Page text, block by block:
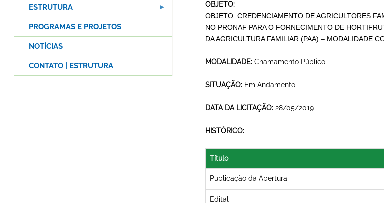
OBJETO:
OBJETO: CREDENCIAMENTO DEAGRICULTORES
NOPRONAF PARA O FORNECIMENTO DE
DA AGRICULTURA FAMILIAR (PAA) – MODALIDADE
MODALIDADE: Chamamento Público
SITUAÇÃO: Em Andamento
DATA DA LICITAÇÃO: 28/05/2019
HISTÓRICO:
Título
Publicação da Abertura
Edital
ESTRUTURA
PROGRAMAS E PROJETOS
NOTÍCIAS
CONTATO | ESTRUTURA